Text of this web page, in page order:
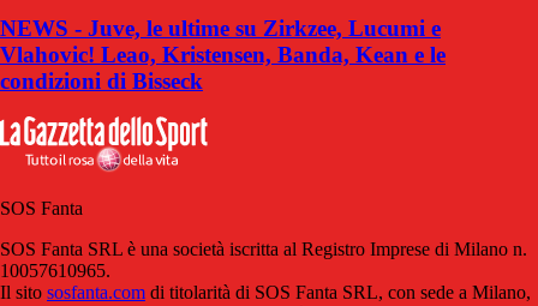
NEWS - Juve, le ultime su Zirkzee, Lucumi e
Vlahovic! Leao, Kristensen, Banda, Kean e le
condizioni di Bisseck
SOS Fanta
SOS Fanta SRL è una società iscritta al Registro Imprese di Milano n.
10057610965.
Il sito sosfanta.com di titolarità di SOS Fanta SRL, con sede a Milano,